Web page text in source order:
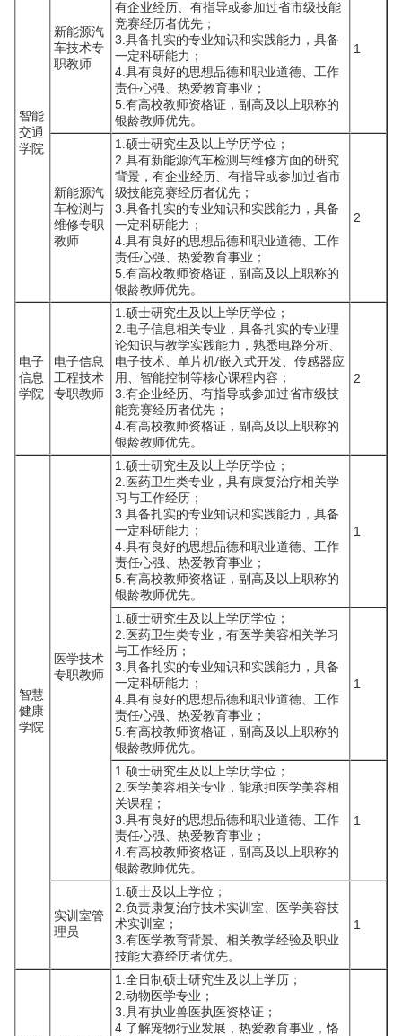
智能
交通
学院
新能源汽
车技术专
职教师
有企业经历、有指导或参加过省市级技能
竞赛经历者优先；
3.具备扎实的专业知识和实践能力，具备
一定科研能力；
4.具有良好的思想品德和职业道德、工作
责任心强、热爱教育事业；
5.有高校教师资格证，副高及以上职称的
银龄教师优先。
1
新能源汽
车检测与
维修专职
教师
1.硕士研究生及以上学历学位；
2.具有新能源汽车检测与维修方面的研究
背景，有企业经历、有指导或参加过省市
级技能竞赛经历者优先；
3.具备扎实的专业知识和实践能力，具备
一定科研能力；
4.具有良好的思想品德和职业道德、工作
责任心强、热爱教育事业；
5.有高校教师资格证，副高及以上职称的
银龄教师优先。
2
电子
信息
学院
电子信息
工程技术
专职教师
1.硕士研究生及以上学历学位；
2.电子信息相关专业，具备扎实的专业理
论知识与教学实践能力，熟悉电路分析、
电子技术、单片机/嵌入式开发、传感器应
用、智能控制等核心课程内容；
3.有企业经历、有指导或参加过省市级技
能竞赛经历者优先；
4.有高校教师资格证，副高及以上职称的
银龄教师优先。
2
智慧
健康
学院
医学技术
专职教师
1.硕士研究生及以上学历学位；
2.医药卫生类专业，具有康复治疗相关学
习与工作经历；
3.具备扎实的专业知识和实践能力，具备
一定科研能力；
4.具有良好的思想品德和职业道德、工作
责任心强、热爱教育事业；
5.有高校教师资格证，副高及以上职称的
银龄教师优先。
1
1.硕士研究生及以上学历学位；
2.医药卫生类专业，有医学美容相关学习
与工作经历；
3.具备扎实的专业知识和实践能力，具备
一定科研能力；
4.具有良好的思想品德和职业道德、工作
责任心强、热爱教育事业；
5.有高校教师资格证，副高及以上职称的
银龄教师优先。
1
1.硕士研究生及以上学历学位；
2.医学美容相关专业，能承担医学美容相
关课程；
3.具有良好的思想品德和职业道德、工作
责任心强、热爱教育事业；
4.有高校教师资格证，副高及以上职称的
银龄教师优先。
1
实训室管
理员
1.硕士及以上学位；
2.负责康复治疗技术实训室、医学美容技
术实训室；
3.有医学教育背景、相关教学经验及职业
技能大赛经历者优先。
1
1.全日制硕士研究生及以上学历；
2.动物医学专业；
3.具有执业兽医执医资格证；
4.了解宠物行业发展，热爱教育事业，恪